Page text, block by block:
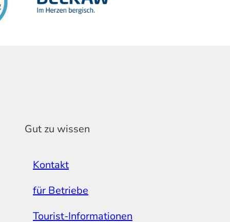
Gut zu wissen
Kontakt
für Betriebe
Tourist-Informationen